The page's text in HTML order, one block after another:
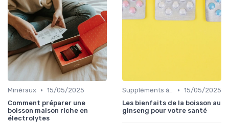
Minéraux • 15/05/2025
Comment préparer une
boisson maison riche en
électrolytes
Suppléments à base de plantes • 15/05/2025
Les bienfaits de la boisson au
ginseng pour votre santé